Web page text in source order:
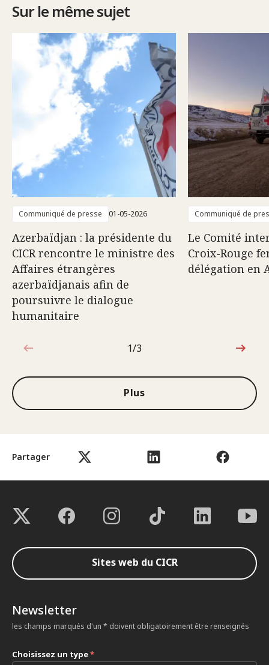
Partager
Sur le même sujet
Communiqué de presse 01-05-2026
Azerbaïdjan : la présidente du
CICR rencontre le ministre des
Affaires étrangères
azerbaïdjanais afin de
poursuivre le dialogue
humanitaire
Communiqué de
Le Comité
Croix-Rouge
délégation en
1sur3
1/3
Plus
Sites web du CICR
Newsletter
les champs marqués d'un * doivent obligatoirement être renseignés
Choisissez un type*